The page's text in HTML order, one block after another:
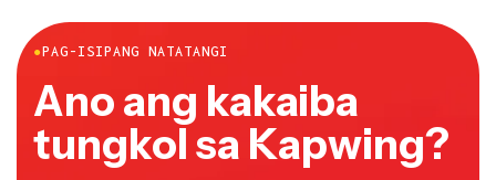
●PAG-ISIPANG NATATANGI
Ano ang kakaiba
tungkol sa Kapwing?